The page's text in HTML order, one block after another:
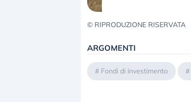
© RIPRODUZIONE RISERVATA
ARGOMENTI
# Fondi di investimento #